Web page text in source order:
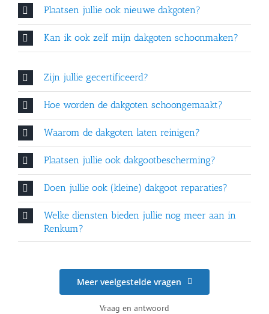
Plaatsen jullie ook nieuwe dakgoten?
Kan ik ook zelf mijn dakgoten schoonmaken?
Zijn jullie gecertificeerd?
Hoe worden de dakgoten schoongemaakt?
Waarom de dakgoten laten reinigen?
Plaatsen jullie ook dakgootbescherming?
Doen jullie ook (kleine) dakgoot reparaties?
Welke diensten bieden jullie nog meer aan in
Renkum?
Meer veelgestelde vragen
Vraag en antwoord